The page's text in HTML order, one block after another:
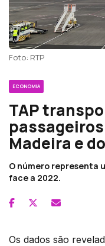
Foto: RTP
ECONOMIA
TAP
Madeira e
O número representa
face a 2022.
Os dados são